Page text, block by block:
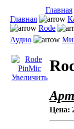
Главная
Главная
Rode
Аудио
Увеличить
Цена: